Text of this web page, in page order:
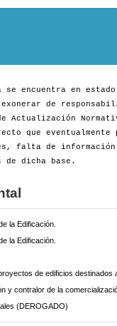
se encuentra en
exonerar de
Actualización
que eventualmente
falta de
de dicha base.
la Edificación.
la Edificación.
de edificios destinados
y contralor de la
(DEROGADO)